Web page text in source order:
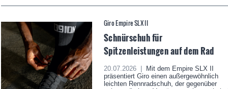
Giro Empire SLX II
Schnürschuh für
Spitzenleistungen auf dem Rad
20.07.2026 |
Mit dem Empire SLX II
präsentiert Giro einen außergewöhnlich
leichten Rennradschuh, der gegenüber